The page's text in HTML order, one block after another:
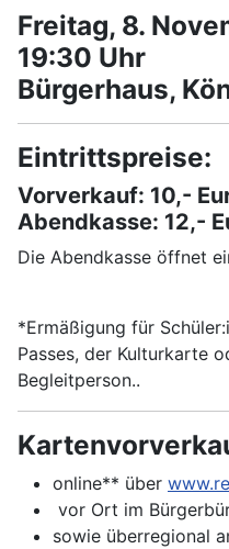
Freitag, 8.
19:30 Uhr
Bürgerhaus,
Eintrittspreise:
Vorverkauf: 10,-
Abendkasse: 12,-
Die Abendkasse öffnet
*Ermäßigung für
Passes, der Kulturkarte
Begleitperson..
online** über
vor Ort im
sowie überregional